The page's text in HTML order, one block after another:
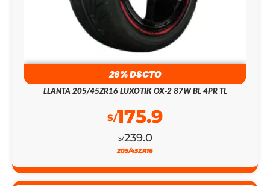
26% DSCTO
LLANTA 205/45ZR16 LUXOTIK OX-2 87W BL 4PR TL
S/239.0
S/175.9
205/45ZR16